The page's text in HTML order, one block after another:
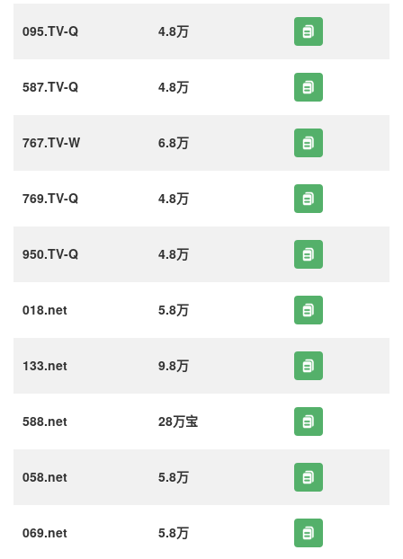
095.TV-Q 4.8万
587.TV-Q 4.8万
767.TV-W 6.8万
769.TV-Q 4.8万
950.TV-Q 4.8万
018.net 5.8万
133.net 9.8万
588.net 28万宝
058.net 5.8万
069.net 5.8万